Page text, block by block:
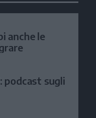
anche le
podcast sugli